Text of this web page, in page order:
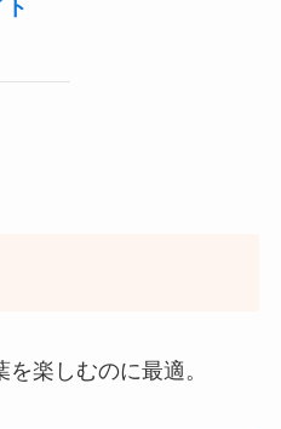
楽しむのに最適。